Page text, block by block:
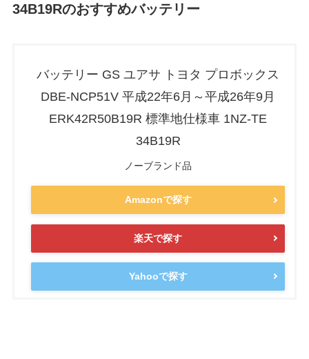
34B19Rのおすすめバッテリー
バッテリー GS ユアサ トヨタ プロボックス
DBE-NCP51V 平成22年6月～平成26年9月
ERK42R50B19R 標準地仕様車 1NZ-TE
34B19R
ノーブランド品
Amazonで探す
楽天で探す
Yahooで探す